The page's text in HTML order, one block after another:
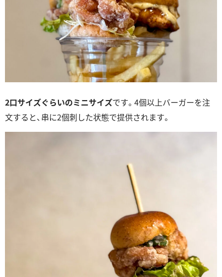
2口サイズぐらいのミニサイズです。4個以上バーガーを注
文すると、串に2個刺した状態で提供されます。